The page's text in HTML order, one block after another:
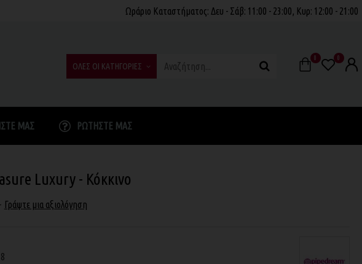
Ωράριο Καταστήματος: Δευ - Σάβ: 11:00 - 23:00, Κυρ: 12:00 - 21:00
0 0
ΟΛΕΣ ΟΙ ΚΑΤΗΓΟΡΙΕΣ
ΜΑΣ ΡΩΤΉΣΤΕ ΜΑΣ
Luxury - Κόκκινο
- Γράψτε μια αξιολόγηση